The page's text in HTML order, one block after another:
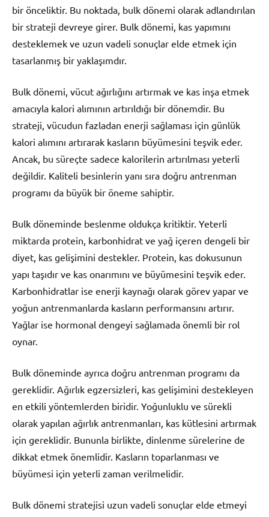
bir önceliktir. Bu noktada, bulk dönemi olarak adlandırılan
bir strateji devreye girer. Bulk dönemi, kas yapımını
desteklemek ve uzun vadeli sonuçlar elde etmek için
tasarlanmış bir yaklaşımdır.
Bulk dönemi, vücut ağırlığını artırmak ve kas inşa etmek
amacıyla kalori alımının artırıldığı bir dönemdir. Bu
strateji, vücudun fazladan enerji sağlaması için günlük
kalori alımını artırarak kasların büyümesini teşvik eder.
Ancak, bu süreçte sadece kalorilerin artırılması yeterli
değildir. Kaliteli besinlerin yanı sıra doğru antrenman
programı da büyük bir öneme sahiptir.
Bulk döneminde beslenme oldukça kritiktir. Yeterli
miktarda protein, karbonhidrat ve yağ içeren dengeli bir
diyet, kas gelişimini destekler. Protein, kas dokusunun
yapı taşıdır ve kas onarımını ve büyümesini teşvik eder.
Karbonhidratlar ise enerji kaynağı olarak görev yapar ve
yoğun antrenmanlarda kasların performansını artırır.
Yağlar ise hormonal dengeyi sağlamada önemli bir rol
oynar.
Bulk döneminde ayrıca doğru antrenman programı da
gereklidir. Ağırlık egzersizleri, kas gelişimini destekleyen
en etkili yöntemlerden biridir. Yoğunluklu ve sürekli
olarak yapılan ağırlık antrenmanları, kas kütlesini artırmak
için gereklidir. Bununla birlikte, dinlenme sürelerine de
dikkat etmek önemlidir. Kasların toparlanması ve
büyümesi için yeterli zaman verilmelidir.
Bulk dönemi stratejisi uzun vadeli sonuçlar elde etmeyi